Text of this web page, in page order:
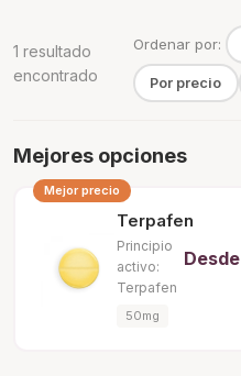
1 resultado
encontrado
Ordenar por:
Por precio
Mejores opciones
Mejor precio
Terpafen
Principio
activo:
Terpafen
50mg
Desde